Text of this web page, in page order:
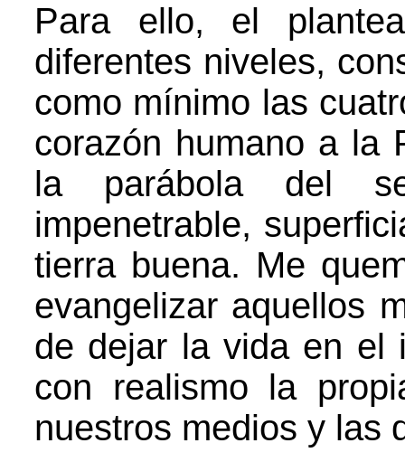
Para ello, el
diferentes niveles,
como mínimo las
corazón humano a la
la parábola del
impenetrable,
tierra buena. Me
evangelizar aquellos
de dejar la vida en el
con realismo la
nuestros medios y las